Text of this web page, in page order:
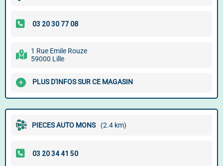
1 Rue Emile Rouze
59000 Lille
PLUS D'INFOS SUR CE MAGASIN
PIECES AUTO MONS (2.4 km)